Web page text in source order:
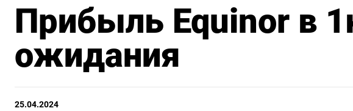
Прибыль Equinor в
ожидания
25.04.2024